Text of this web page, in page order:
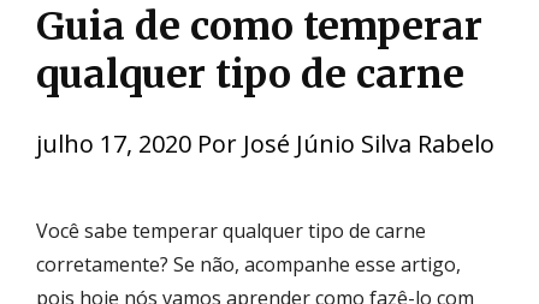
Guia de como temperar
qualquer tipo de carne
julho 17, 2020 Por José Júnio Silva Rabelo
Você sabe temperar qualquer tipo de carne
corretamente? Se não, acompanhe esse artigo,
pois hoje nós vamos aprender como fazê-lo com